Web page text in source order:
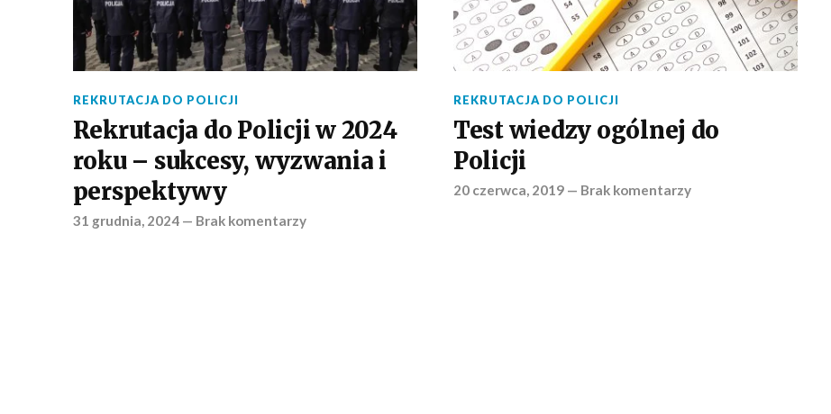
REKRUTACJA DO POLICJI
Rekrutacja do Policji w 2024
roku – sukcesy, wyzwania i
perspektywy
31 grudnia, 2024— Brak komentarzy
REKRUTACJA DO POLICJI
Test wiedzy ogólnej do
Policji
20 czerwca, 2019— Brak komentarzy